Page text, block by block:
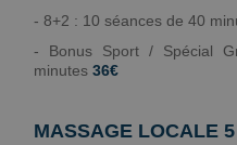
- 8+2 : 10 séances de 40
- Bonus Sport / Spécial
minutes 36€
MASSAGE LOCALE